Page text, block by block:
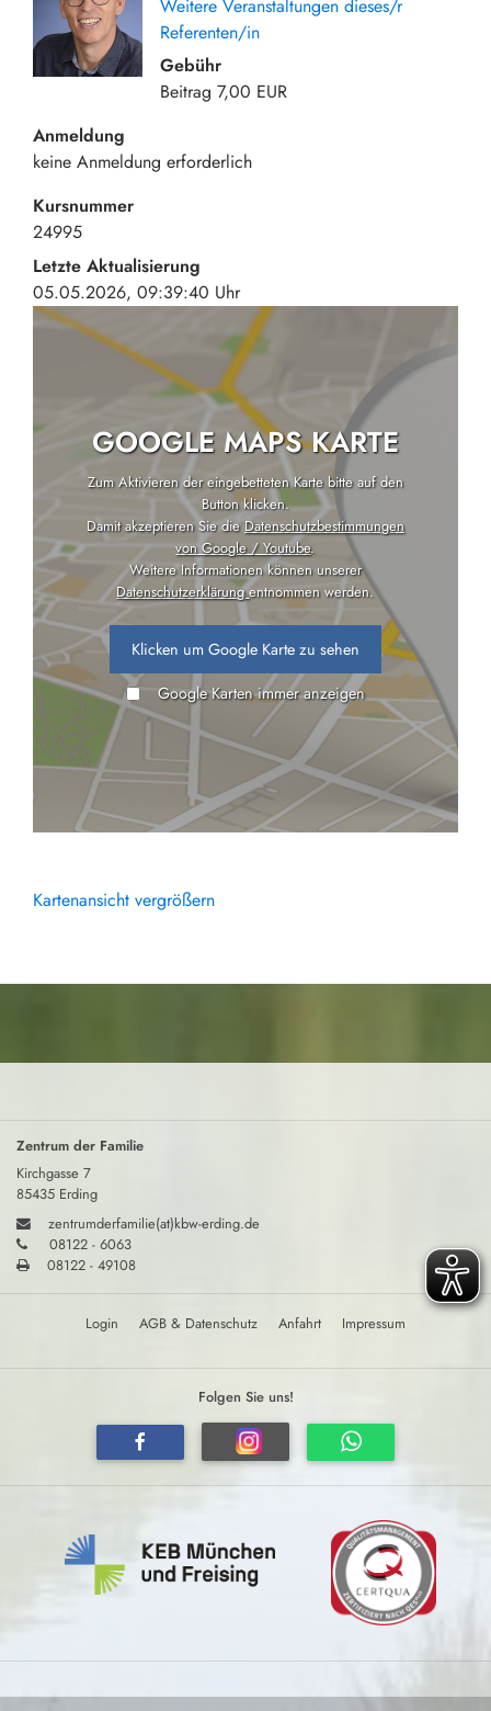
Weitere Veranstaltungen dieses/r
Referenten/in
Gebühr
Beitrag 7,00 EUR
Anmeldung
keine Anmeldung erforderlich
Kursnummer
24995
Letzte Aktualisierung
05.05.2026, 09:39:40 Uhr
GOOGLE MAPS KARTE
Zum Aktivieren der eingebetteten Karte bitte auf den
Button klicken.
Damit akzeptieren Sie dieDatenschutzbestimmungen
von Google / Youtube.
Weitere Informationen können unserer
Datenschutzerklärungentnommen werden.
Klicken um Google Karte zu sehen
Google Karten immer anzeigen
Kartenansicht vergrößern
Zentrum der Familie
Kirchgasse 7
85435 Erding
zentrumderfamilie(at)kbw-erding.de
08122 - 6063
08122 - 49108
Login AGB & Datenschutz Anfahrt Impressum
Folgen Sie uns!